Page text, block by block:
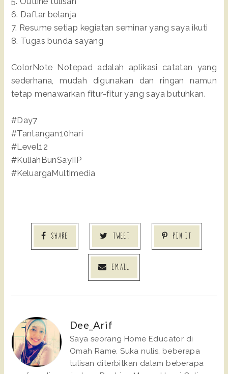
6. Daftar belanja
7. Resume setiap kegiatan seminar yang saya ikuti
8. Tugas bunda sayang
ColorNote Notepad adalah aplikasi catatan yang
sederhana, mudah digunakan dan ringan namun
tetap menawarkan fitur-fitur yang saya butuhkan.
#Day7
#Tantangan10hari
#Level12
#KuliahBunSayIIP
#KeluargaMultimedia
SHARE TWEET PIN IT
EMAIL
Dee_Arif
Saya seorang Home Educator di
Omah Rame. Suka nulis, beberapa
tulisan diterbitkan dalam beberapa